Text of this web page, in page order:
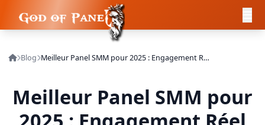
Blog Meilleur Panel SMM pour 2025 : Engagement Réel avec l'IA Boost de Godofpanel
Meilleur Panel SMM pour